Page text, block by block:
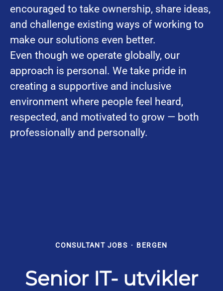
encouraged to take ownership, share ideas,
and challenge existing ways of working to
make our solutions even better.
Even though we operate globally, our
approach is personal. We take pride in
creating a supportive and inclusive
environment where people feel heard,
respected, and motivated to grow — both
professionally and personally.
CONSULTANT JOBS · BERGEN
Senior IT- utvikler